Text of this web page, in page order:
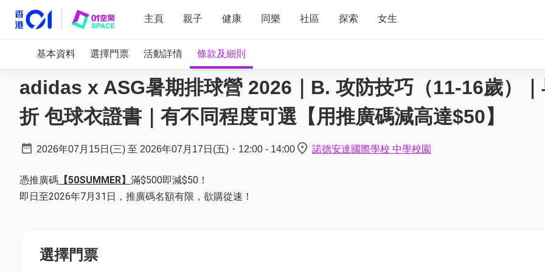
主頁 親子 健康 同樂 社區 探索 女生
基本資料 選擇門票 活動詳情 條款及細則
adidas x ASG暑期排球營 2026｜B. 攻防技巧（11-16歲）
折 包球衣證書｜有不同程度可選【用推廣碼減高達$50】
2026年07月15日(三) 至 2026年07月17日(五) ・ 12:00 - 14:00 諾德安達國際學校 中學校園
憑推廣碼 【50SUMMER】 滿$500即減$50！
即日至2026年7月31日，推廣碼名額有限，欲購從速！
選擇門票